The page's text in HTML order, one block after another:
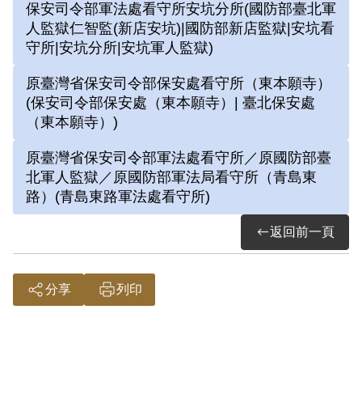
籍，討論社會時局與青年出路。1952年，
他在朴子被捕，先關押於嘉義看守所，接著
被送往臺北，在保安司令部（東本願寺）訊
問，而後送往青島東路軍法處看守所候審。
7月22日，涂炳榔因「連續參加叛亂之集
會」判處10年有期徒刑。判刑後，被關押
在新店安坑軍人監獄。因為善畫，他經常負
責活動文宣或賀卡，也曾在鐵工廠擔任外
役，負責製圖，後來亦被派到裁縫工廠。因
家境良好，涂炳榔的獄中生活相對寬裕，家
人定期寄錢與食物用品給他，父母從嘉義北
保安司令部軍法處看守所安坑分所(國防部臺北軍
人監獄仁智監(新店安坑)|國防部新店監獄|安坑看
守所|安坑分所|安坑軍人監獄)
原臺灣省保安司令部保安處看守所（東本願寺）
(保安司令部保安處（東本願寺）| 臺北保安處
（東本願寺）)
原臺灣省保安司令部軍法處看守所／原國防部臺
北軍人監獄／原國防部軍法局看守所（青島東
路）(青島東路軍法處看守所)
返回前一頁
分享 列印